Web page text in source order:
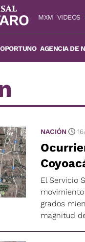
MXM VIDEOS
AGENCIA DE
NACIÓN
El Servicio
grados
magnitud